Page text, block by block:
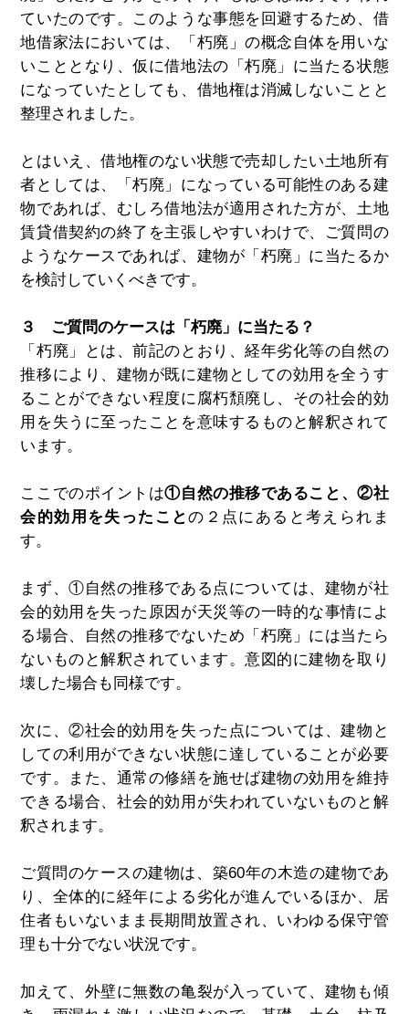
ていたのです。このような事態を回避するため、借
地借家法においては、「朽廃」の概念自体を用いな
いこととなり、仮に借地法の「朽廃」に当たる状態
になっていたとしても、借地権は消滅しないことと
整理されました。
とはいえ、借地権のない状態で売却したい土地所有
者としては、「朽廃」になっている可能性のある建
物であれば、むしろ借地法が適用された方が、土地
賃貸借契約の終了を主張しやすいわけで、ご質問の
ようなケースであれば、建物が「朽廃」に当たるか
を検討していくべきです。
３ ご質問のケースは「朽廃」に当たる？
「朽廃」とは、前記のとおり、経年劣化等の自然の
推移により、建物が既に建物としての効用を全うす
ることができない程度に腐朽頽廃し、その社会的効
用を失うに至ったことを意味するものと解釈されて
います。
ここでのポイントは①自然の推移であること、②社
会的効用を失ったことの２点にあると考えられま
す。
まず、①自然の推移である点については、建物が社
会的効用を失った原因が天災等の一時的な事情によ
る場合、自然の推移でないため「朽廃」には当たら
ないものと解釈されています。意図的に建物を取り
壊した場合も同様です。
次に、②社会的効用を失った点については、建物と
しての利用ができない状態に達していることが必要
です。また、通常の修繕を施せば建物の効用を維持
できる場合、社会的効用が失われていないものと解
釈されます。
ご質問のケースの建物は、築60年の木造の建物であ
り、全体的に経年による劣化が進んでいるほか、居
住者もいないまま長期間放置され、いわゆる保守管
理も十分でない状況です。
加えて、外壁に無数の亀裂が入っていて、建物も傾